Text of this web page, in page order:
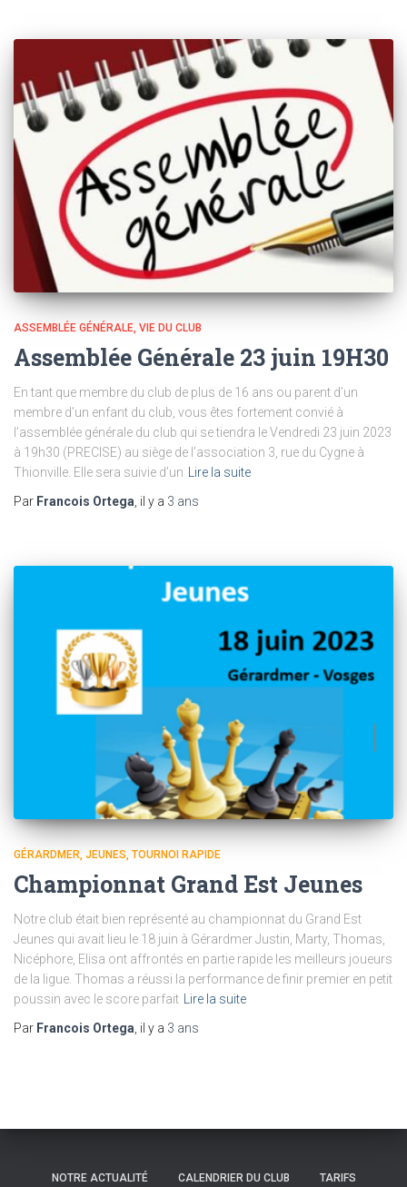
ASSEMBLÉE GÉNÉRALE VIE DU CLUB
Assemblée Générale 23 juin 19H30
En tant que membre du club de plus de 16 ans ou parent d’un
membre d’un enfant du club, vous êtes fortement convié à
l’assemblée générale du club qui se tiendra le Vendredi 23 juin 2023
à 19h30 (PRECISE) au siège de l’association 3, rue du Cygne à
Thionville. Elle sera suivie d’un
Lire la suite
Par Francois Ortega , il y a 3 ans
GÉRARDMER JEUNES TOURNOI RAPIDE
Championnat Grand Est Jeunes
Notre club était bien représenté au championnat du Grand Est
Jeunes qui avait lieu le 18 juin à Gérardmer Justin, Marty, Thomas,
Nicéphore, Elisa ont affrontés en partie rapide les meilleurs joueurs
de la ligue. Thomas a réussi la performance de finir premier en petit
poussin avec le score parfait
Lire la suite
Par Francois Ortega , il y a 3 ans
NOTRE ACTUALITÉ CALENDRIER DU CLUB TARIFS